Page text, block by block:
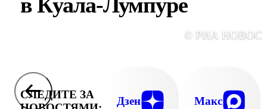
© РИА
СЛЕДИТЕ ЗА
Дзен Макс